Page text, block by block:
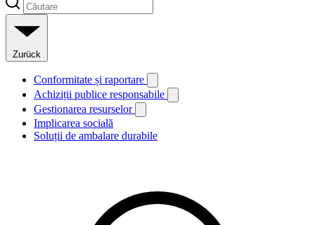
Zurück
Conformitate și raportare
Achiziții publice responsabile
Gestionarea resurselor
Implicarea socială
Soluții de ambalare durabile